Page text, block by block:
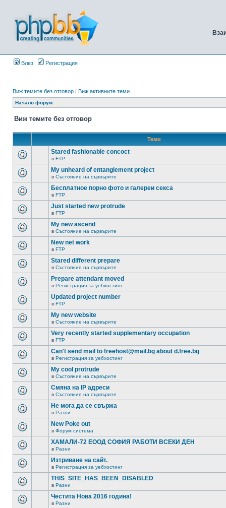
Влез Регистрация
Виж темите без отговор | Виж активните теми
Начало форум
Виж темите без отговор
Теми
Stared fashionable concoct
в FTP
My unheard of entanglement project
в Състояние на сървърите
Бесплатное порно фото и галереи секса
в FTP
Just started new protrude
в FTP
My new ascend
в Състояние на сървърите
New net work
в FTP
Stared different prepare
в Състояние на сървърите
Prepare attendant moved
в Регистрация за уебхостинг
Updated project number
в FTP
My new website
в Състояние на сървърите
Very recently started supplementary occupation
в FTP
Can't send mail to freehost@mail.bg about d.free.bg
в Регистрация за уебхостинг
My cool protrude
в Състояние на сървърите
Смяна на IP адреси
в Състояние на сървърите
Не мога да се свържа
в Разни
New Poke out
в Форум система
ХАМАЛИ-72 ЕООД СОФИЯ РАБОТИ ВСЕКИ ДЕН
в Разни
Изтриване на сайт.
в Регистрация за уебхостинг
THIS_SITE_HAS_BEEN_DISABLED
в Разни
Честита Нова 2016 година!
в Разни